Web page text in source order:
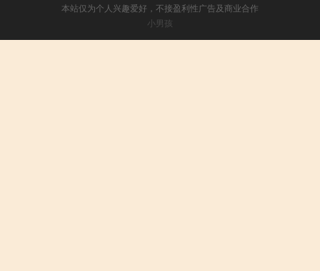
本站仅为个人兴趣爱好，不接盈利性广告及商业合作
小男孩